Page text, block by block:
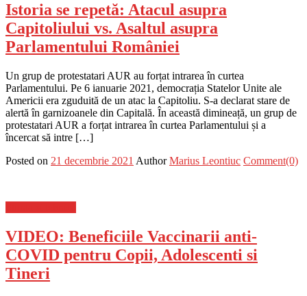
Istoria se repetă: Atacul asupra
Capitoliului vs. Asaltul asupra
Parlamentului României
Un grup de protestatari AUR au forțat intrarea în curtea
Parlamentului. Pe 6 ianuarie 2021, democrația Statelor Unite ale
Americii era zguduită de un atac la Capitoliu. S-a declarat stare de
alertă în garnizoanele din Capitală. În această dimineață, un grup de
protestatari AUR a forțat intrarea în curtea Parlamentului și a
încercat să intre […]
Posted on 21 decembrie 2021 Author Marius Leontiuc Comment(0)
VIDEO: Beneficiile Vaccinarii anti-
COVID pentru Copii, Adolescenti si
Tineri